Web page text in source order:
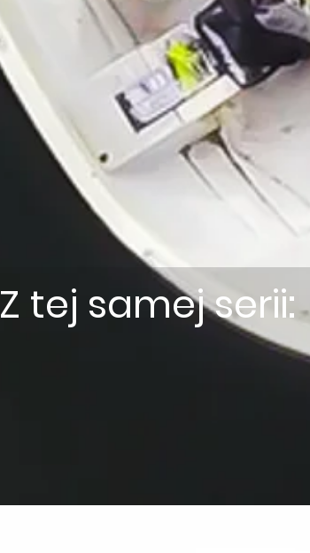
Z tej samej serii: